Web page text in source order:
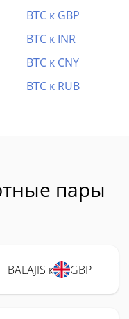
BTC к GBP
BTC к INR
BTC к CNY
BTC к RUB
пары
BALAJIS к GBP